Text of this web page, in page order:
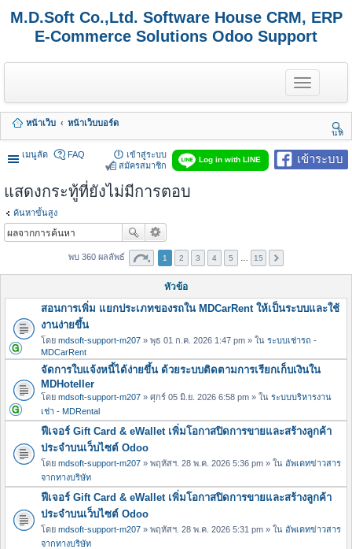
M.D.Soft Co.,Ltd. Software House CRM, ERP
E-Commerce Solutions Odoo Support
T
o
g
e
n
a
หน้าเว็บ
หน้าเว็บบอร์ด
นห
า
เมนูลัด
เข้าระบบ
Log in with LINE
FAQ
เข้าสู่ระบบ
สมัครสมาชิก
แสดงกระทู้ที่ยังไม่มีการตอบ
ค้นหาขั้นสูง
พบ 360 ผลลัพธ์ 1 2 3 4 5 15
หัวข้อ
สอนการเพิ่ม แยกประเภทของรถใน MDCarRent ให้เป็นระบบและใช้
งานง่ายขึ้น
โดย mdsoft-support-m207 » พุธ 01 ก.ค. 2026 1:47 pm » ใน ระบบเช่ารถ -
MDCarRent
จัดการใบแจ้งหนี้ได้ง่ายขึ้น ด้วยระบบติดตามการเรียกเก็บเงินใน
MDHoteller
โดย mdsoft-support-m207 » ศุกร์ 05 มิ.ย. 2026 6:58 pm » ใน ระบบบริหารงาน
เช่า - MDRental
ฟีเจอร์ Gift Card & eWallet เพิ่มโอกาสปิดการขายและสร้างลูกค้า
ประจำบนเว็บไซต์ Odoo
โดย mdsoft-support-m207 » พฤหัสฯ. 28 พ.ค. 2026 5:36 pm » ใน อัพเดทข่าวสาร
จากทางบริษัท
ฟีเจอร์ Gift Card & eWallet เพิ่มโอกาสปิดการขายและสร้างลูกค้า
ประจำบนเว็บไซต์ Odoo
โดย mdsoft-support-m207 » พฤหัสฯ. 28 พ.ค. 2026 5:31 pm » ใน อัพเดทข่าวสาร
จากทางบริษัท